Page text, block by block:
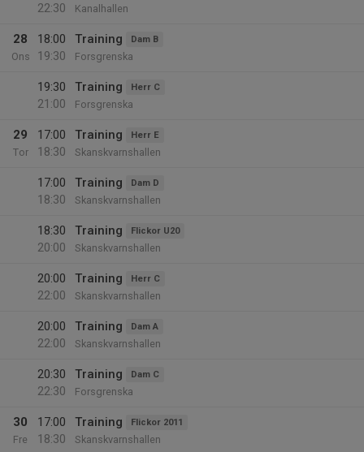
22:30
Kanalhallen
28
Ons
18:00
19:30
Training Dam B
Forsgrenska
19:30
21:00
Training Herr C
Forsgrenska
29
Tor
17:00
18:30
Training Herr E
Skanskvarnshallen
17:00
18:30
Training Dam D
Skanskvarnshallen
18:30
20:00
Training Flickor U20
Skanskvarnshallen
20:00
22:00
Training Herr C
Skanskvarnshallen
20:00
22:00
Training Dam A
Skanskvarnshallen
20:30
22:30
Training Dam C
Forsgrenska
30
Fre
17:00
18:30
Training Flickor 2011
Skanskvarnshallen